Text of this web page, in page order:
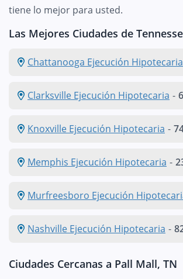
tiene lo mejor para usted.
Las Mejores Ciudades de
Chattanooga Ejecución Hipotecaria
Clarksville Ejecución Hipotecaria -
Knoxville Ejecución Hipotecaria -
Memphis Ejecución Hipotecaria -
Murfreesboro Ejecución
Nashville Ejecución Hipotecaria -
Ciudades Cercanas a Pall Mall, TN